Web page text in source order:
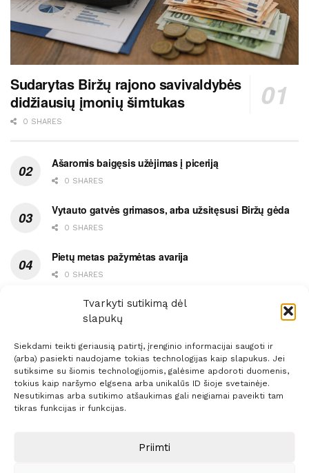
Tvarkyti sutikimą dėl
slapukų
Siekdami teikti geriausią patirtį, įrenginio informacijai saugoti ir
(arba) pasiekti naudojame tokias technologijas kaip slapukus. Jei
sutiksime su šiomis technologijomis, galėsime apdoroti duomenis,
tokius kaip naršymo elgsena arba unikalūs ID šioje svetainėje.
Nesutikimas arba sutikimo atšaukimas gali neigiamai paveikti tam
tikras funkcijas ir funkcijas.
Priimti
Sudarytas Biržų rajono savivaldybės
didžiausių įmonių šimtukas
0 SHARES
Ašaromis baigęsis užėjimas į piceriją
0 SHARES
Vytauto gatvės grimasos, arba užsitęsusi Biržų gėda
0 SHARES
Pietų metas pažymėtas avarija
0 SHARES
Ypatingas dviejų medikių likimo ryšys
0 SHARES
Prenumerata Reklama
Sprendimas:ITBrolis